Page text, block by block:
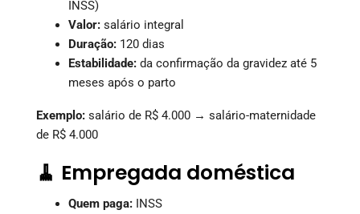
INSS)
Valor: salário integral
Duração: 120 dias
Estabilidade: da confirmação da gravidez até 5
meses após o parto
Exemplo: salário de R$ 4.000 → salário-maternidade
de R$ 4.000
🧹 Empregada doméstica
Quem paga: INSS